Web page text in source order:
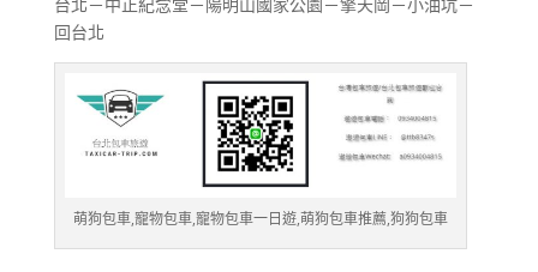
回台北
萌狗包車,寵物包車,寵物包車一日遊,萌狗包車推薦,狗狗包車